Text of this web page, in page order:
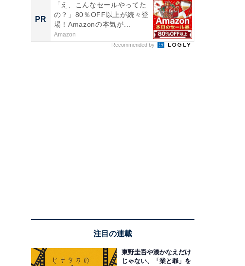
PR
「え、こんなセールやってた
の？」80％OFF以上が続々登
場！Amazonの本気が...
Amazon
Recommended by
注目の連載
東野圭吾や湊かなえだけ
じゃない、「業と罪」を